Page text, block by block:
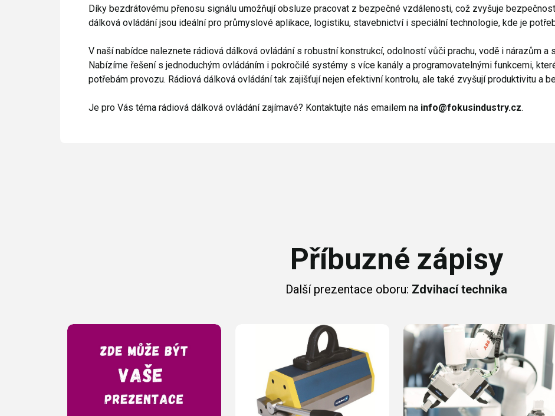
Díky bezdrátovému přenosu signálu umožňují obsluze pracovat z bezpečné vzdálenosti, což zvyšuje
dálková ovládání jsou ideální pro průmyslové aplikace, logistiku, stavebnictví i speciální technologie, kde je
V naší nabídce naleznete rádiová dálková ovládání s robustní konstrukcí, odolností vůči prachu, vodě i nárazům a
Nabízíme řešení s jednoduchým ovládáním i pokročilé systémy s více kanály a programovatelnými funkcemi,
potřebám provozu. Rádiová dálková ovládání tak zajišťují nejen efektivní kontrolu, ale také zvyšují produktivitu a
Je pro Vás téma rádiová dálková ovládání zajímavé? Kontaktujte nás emailem na info@fokusindustry.cz.
Příbuzné zápisy
Další prezentace oboru: Zdvihací technika